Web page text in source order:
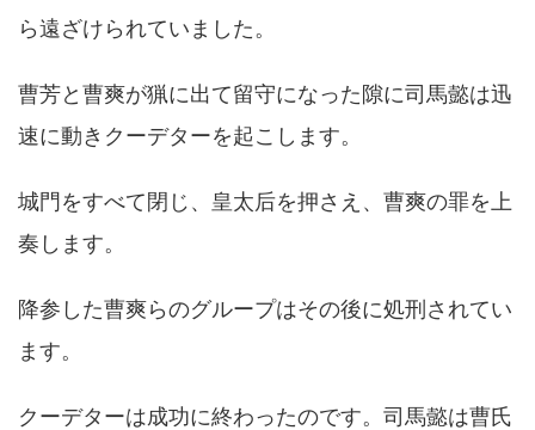
ら遠ざけられていました。
曹芳と曹爽が猟に出て留守になった隙に司馬懿は迅
速に動きクーデターを起こします。
城門をすべて閉じ、皇太后を押さえ、曹爽の罪を上
奏します。
降参した曹爽らのグループはその後に処刑されてい
ます。
クーデターは成功に終わったのです。司馬懿は曹氏